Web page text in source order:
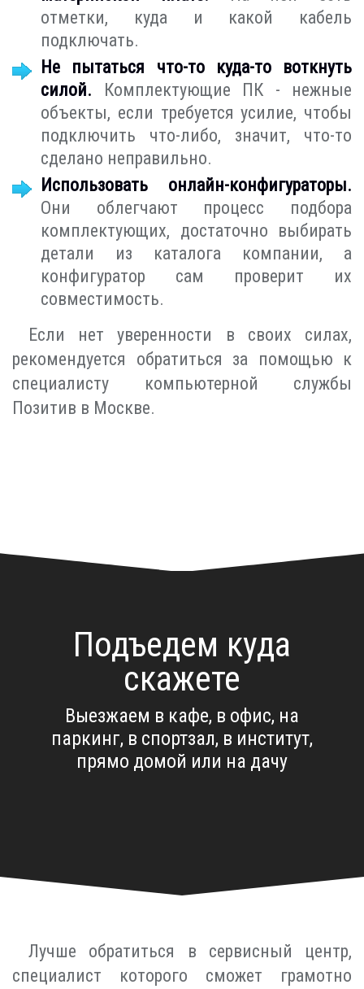
отметки, куда и какой кабель
подключать.
Не пытаться что-то куда-то воткнуть
силой. Комплектующие ПК - нежные
объекты, если требуется усилие, чтобы
подключить что-либо, значит, что-то
сделано неправильно.
Использовать онлайн-конфигураторы.
Они облегчают процесс подбора
комплектующих, достаточно выбирать
детали из каталога компании, а
конфигуратор сам проверит их
совместимость.
Если нет уверенности в своих силах,
рекомендуется обратиться за помощью к
специалисту компьютерной службы
Позитив в Москве.
Подъедем куда
скажете
Выезжаем в кафе, в офис, на
паркинг, в спортзал, в институт,
прямо домой или на дачу
Лучше обратиться в сервисный центр,
специалист которого сможет грамотно